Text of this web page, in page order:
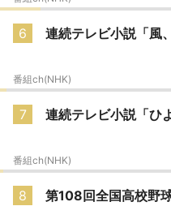
6 連続テレビ小説「
番組ch(NHK)
7 連続テレビ小説「
番組ch(NHK)
8 第108回全国高校野